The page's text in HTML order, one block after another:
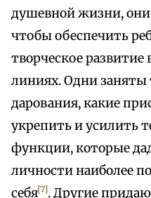
душевной жизни, они
чтобы обеспечить
творческое развитие
линиях. Одни заняты
дарования, какие
укрепить и усилить
функции, которые
личности наиболее
себя[7]. Другие